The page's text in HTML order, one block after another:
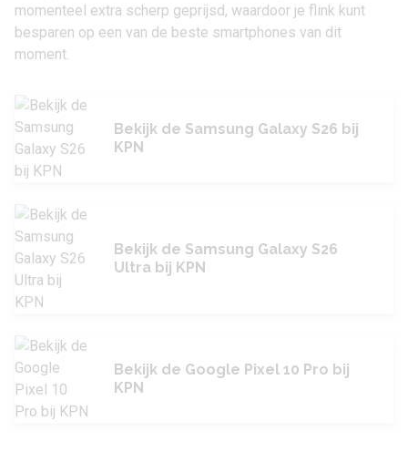
momenteel extra scherp geprijsd, waardoor je flink kunt
besparen op een van de beste smartphones van dit
moment.
Bekijk de Samsung Galaxy S26 bij
KPN
Bekijk de Samsung Galaxy S26
Ultra bij KPN
Bekijk de Google Pixel 10 Pro bij
KPN